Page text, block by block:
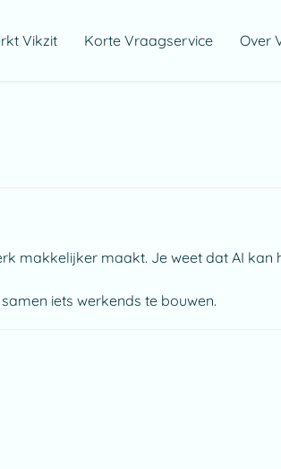
Vikzit Korte Vraagservice Over
makkelijker maakt. Je weet dat AI kan
iets werkends te bouwen.